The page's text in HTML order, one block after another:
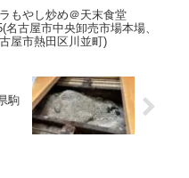
もやし炒め＠天末食堂
名古屋市中央卸売市場本場、
屋市熱田区川並町)
駒